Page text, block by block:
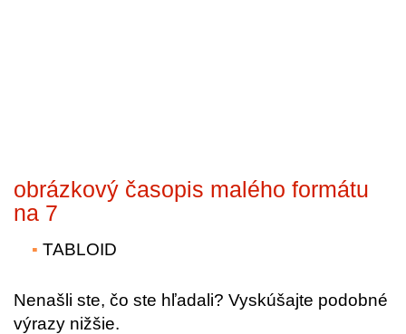
obrázkový časopis malého formátu
na 7
TABLOID
Nenašli ste, čo ste hľadali? Vyskúšajte podobné
výrazy nižšie.